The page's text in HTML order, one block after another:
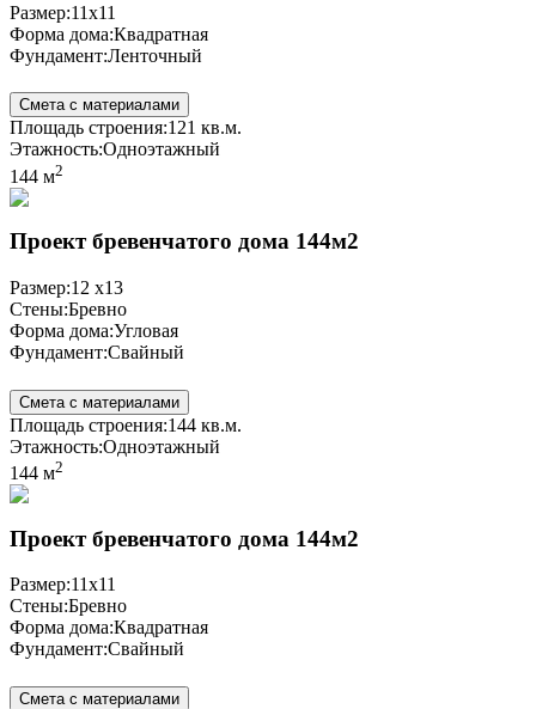
Размер:11x11
Форма дома:Квадратная
Фундамент:Ленточный
Смета с материалами
Площадь строения:121 кв.м.
Этажность:Одноэтажный
144 м2
Проект бревенчатого дома 144м2
Размер:12 x13
Стены:Бревно
Форма дома:Угловая
Фундамент:Свайный
Смета с материалами
Площадь строения:144 кв.м.
Этажность:Одноэтажный
144 м2
Проект бревенчатого дома 144м2
Размер:11x11
Стены:Бревно
Форма дома:Квадратная
Фундамент:Свайный
Смета с материалами